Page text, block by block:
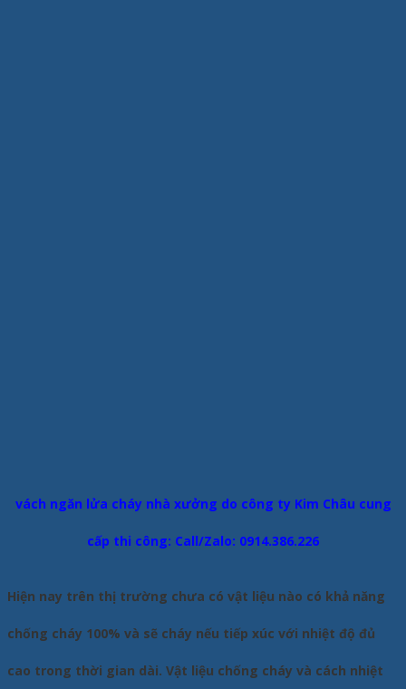
vách ngăn lửa cháy nhà xưởng do công ty Kim Châu cung
cấp thi công: Call/Zalo: 0914.386.226
Hiện nay trên thị trường chưa có vật liệu nào có khả năng
chống cháy 100% và sẽ cháy nếu tiếp xúc với nhiệt độ đủ
cao trong thời gian dài. Vật liệu chống cháy và cách nhiệt